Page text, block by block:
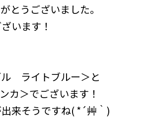
とうございました。
います！
ル ライトブルー＞と
カ＞でございます！
来そうですね( *´艸｀)